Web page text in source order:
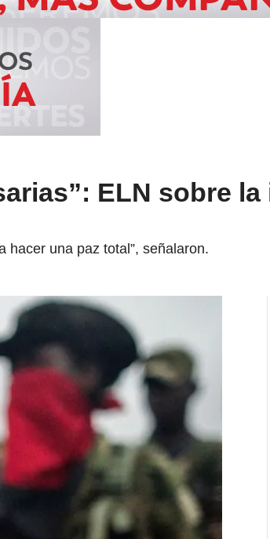
ELN sobre la
hacer una paz total”, señalaron.